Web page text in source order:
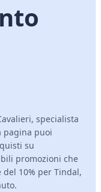
specialista
pagina puoi
su
promozioni che
10% per Tindal,